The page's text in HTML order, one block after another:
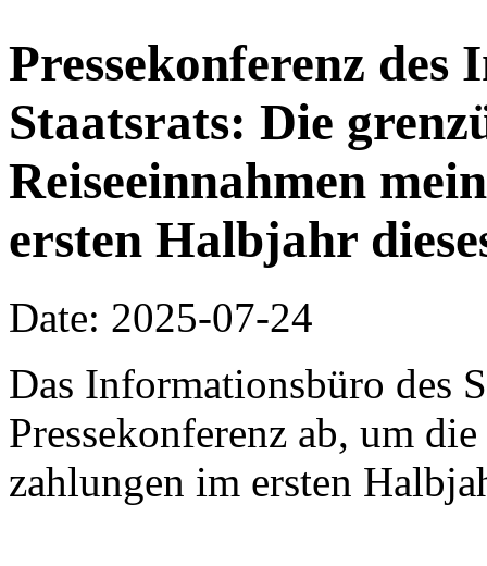
Pressekonferenz des
Staatsrats: Die
Reiseeinnahmen
ersten Halbjahr
Date: 2025-07-24
Das Informationsbüro des
Pressekonferenz ab, um
zahlungen im ersten